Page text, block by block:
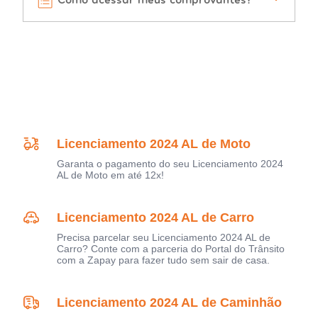
Licenciamento 2024 AL de Moto
Garanta o pagamento do seu Licenciamento 2024
AL de Moto em até 12x!
Licenciamento 2024 AL de Carro
Precisa parcelar seu Licenciamento 2024 AL de
Carro? Conte com a parceria do Portal do Trânsito
com a Zapay para fazer tudo sem sair de casa.
Licenciamento 2024 AL de Caminhão